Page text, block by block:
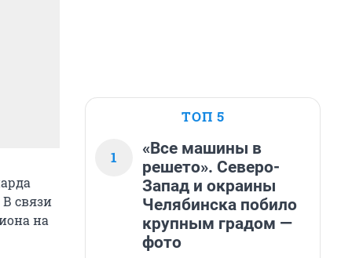
связи
на
ТОП 5
1
«Все машины в
решето». Северо-
Запад и окраины
Челябинска побило
крупным градом —
фото